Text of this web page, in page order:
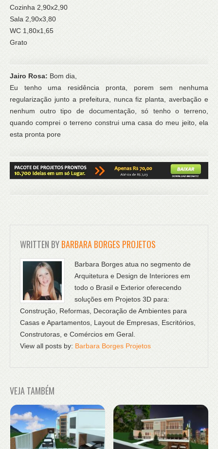
Cozinha 2,90x2,90
Sala 2,90x3,80
WC 1,80x1,65
Grato
Jairo Rosa: Bom dia,
Eu tenho uma residência pronta, porem sem nenhuma
regularização junto a prefeitura, nunca fiz planta, averbação e
nenhum outro tipo de documentação, só tenho o terreno,
quando comprei o terreno construi uma casa do meu jeito, ela
esta pronta pore
WRITTEN BYBARBARA BORGES PROJETOS
Barbara Borges atua no segmento de
Arquitetura e Design de Interiores em
todo o Brasil e Exterior oferecendo
soluções em Projetos 3D para:
Construção, Reformas, Decoração de Ambientes para
Casas e Apartamentos, Layout de Empresas, Escritórios,
Construtoras, e Comércios em Geral.
View all posts by: Barbara Borges Projetos
VEJA TAMBÉM